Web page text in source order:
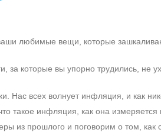
любимые вещи, которые
за которые вы упорно трудились, не
Нас всех волнует инфляция, и как
такое инфляция, как она
из прошлого и поговорим о том, как